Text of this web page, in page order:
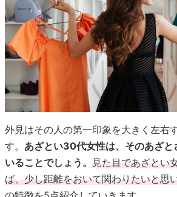
外見はその人の第一印象を大きく左右
す。 あざとい30代女性は、そのあざと
いることでしょう。 見た目であざとい
ば、少し距離をおいて関わりたいと思